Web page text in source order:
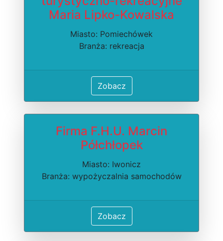
Maria Lipko-Kowalska
Miasto: Pomiechówek
Branża: rekreacja
Zobacz
Firma F.H.U. Marcin
Półchłopek
Miasto: Iwonicz
Branża: wypożyczalnia samochodów
Zobacz